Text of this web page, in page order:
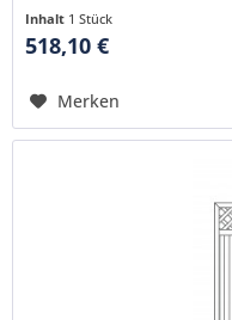
Inhalt 1 Stück
518,10 €
Merken